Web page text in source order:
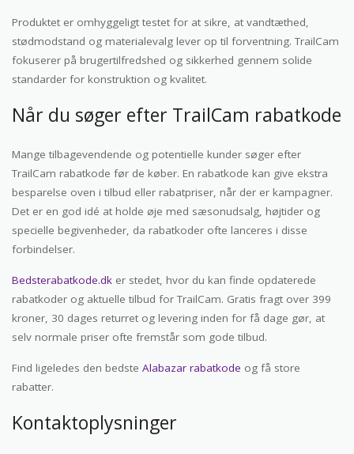
Produktet er omhyggeligt testet for at sikre, at vandtæthed,
stødmodstand og materialevalg lever op til forventning. TrailCam
fokuserer på brugertilfredshed og sikkerhed gennem solide
standarder for konstruktion og kvalitet.
Når du søger efter TrailCam rabatkode
Mange tilbagevendende og potentielle kunder søger efter
TrailCam rabatkode før de køber. En rabatkode kan give ekstra
besparelse oven i tilbud eller rabatpriser, når der er kampagner.
Det er en god idé at holde øje med sæsonudsalg, højtider og
specielle begivenheder, da rabatkoder ofte lanceres i disse
forbindelser.
Bedsterabatkode.dk er stedet, hvor du kan finde opdaterede
rabatkoder og aktuelle tilbud for TrailCam. Gratis fragt over 399
kroner, 30 dages returret og levering inden for få dage gør, at
selv normale priser ofte fremstår som gode tilbud.
Find ligeledes den bedste Alabazar rabatkode og få store
rabatter.
Kontaktoplysninger